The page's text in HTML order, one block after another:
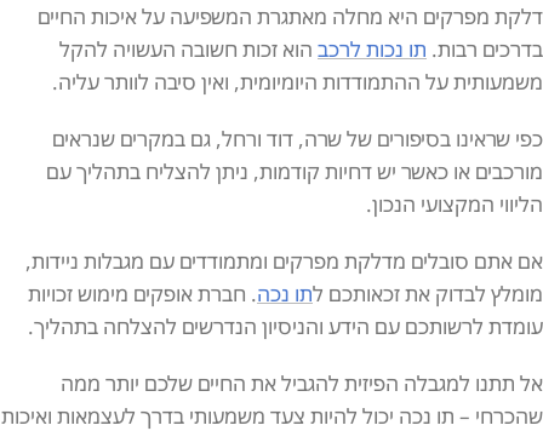
דלקת מפרקים היא מחלה מאתגרת המשפיעה על איכות החיים
בדרכים רבות. תו נכות לרכב הוא זכות חשובה העשויה להקל
משמעותית על ההתמודדות היומיומית, ואין סיבה לוותר עליה.
כפי שראינו בסיפורים של שרה, דוד ורחל, גם במקרים שנראים
מורכבים או כאשר יש דחיות קודמות, ניתן להצליח בתהליך עם
הליווי המקצועי הנכון.
אם אתם סובלים מדלקת מפרקים ומתמודדים עם מגבלות ניידות,
מומלץ לבדוק את זכאותכם לתו נכה. חברת אופקים מימוש זכויות
עומדת לרשותכם עם הידע והניסיון הנדרשים להצלחה בתהליך.
אל תתנו למגבלה הפיזית להגביל את החיים שלכם יותר ממה
שהכרחי – תו נכה יכול להיות צעד משמעותי בדרך לעצמאות ואיכות